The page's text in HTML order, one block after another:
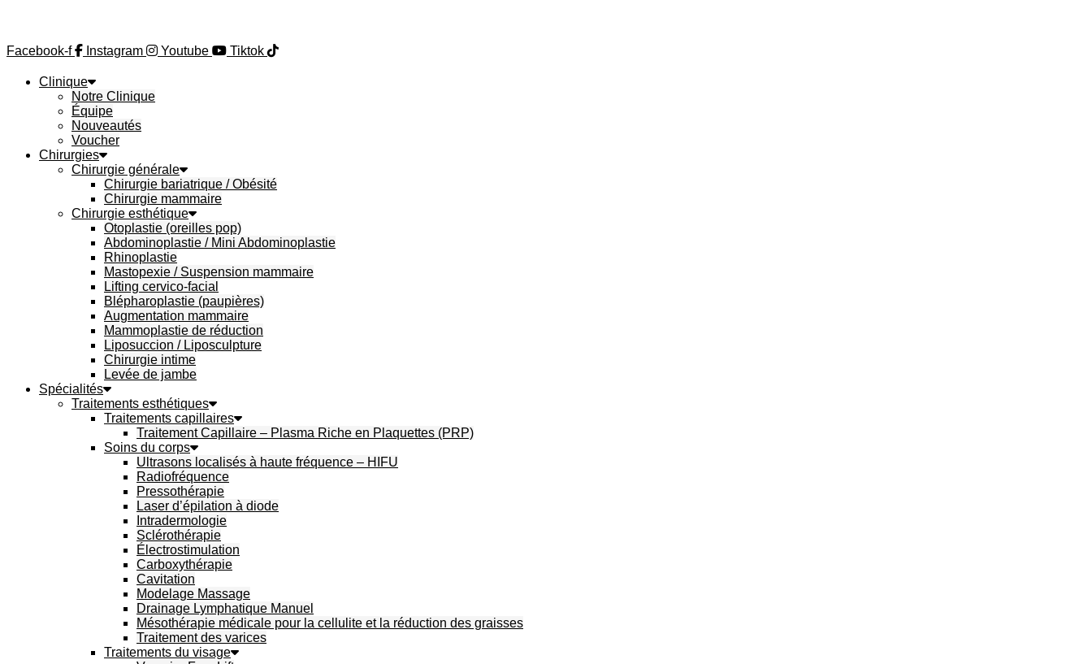
Facebook-f Instagram Youtube Tiktok
Clinique
Notre Clinique
Équipe
Nouveautés
Voucher
Chirurgies
Chirurgie générale
Chirurgie bariatrique / Obésité
Chirurgie mammaire
Chirurgie esthétique
Otoplastie (oreilles pop)
Abdominoplastie / Mini Abdominoplastie
Rhinoplastie
Mastopexie / Suspension mammaire
Lifting cervico-facial
Blépharoplastie (paupières)
Augmentation mammaire
Mammoplastie de réduction
Liposuccion / Liposculpture
Chirurgie intime
Levée de jambe
Spécialités
Traitements esthétiques
Traitements capillaires
Traitement Capillaire – Plasma Riche en Plaquettes (PRP)
Soins du corps
Ultrasons localisés à haute fréquence – HIFU
Radiofréquence
Pressothérapie
Laser d’épilation à diode
Intradermologie
Sclérothérapie
Électrostimulation
Carboxythérapie
Cavitation
Modelage Massage
Drainage Lymphatique Manuel
Mésothérapie médicale pour la cellulite et la réduction des graisses
Traitement des varices
Traitements du visage